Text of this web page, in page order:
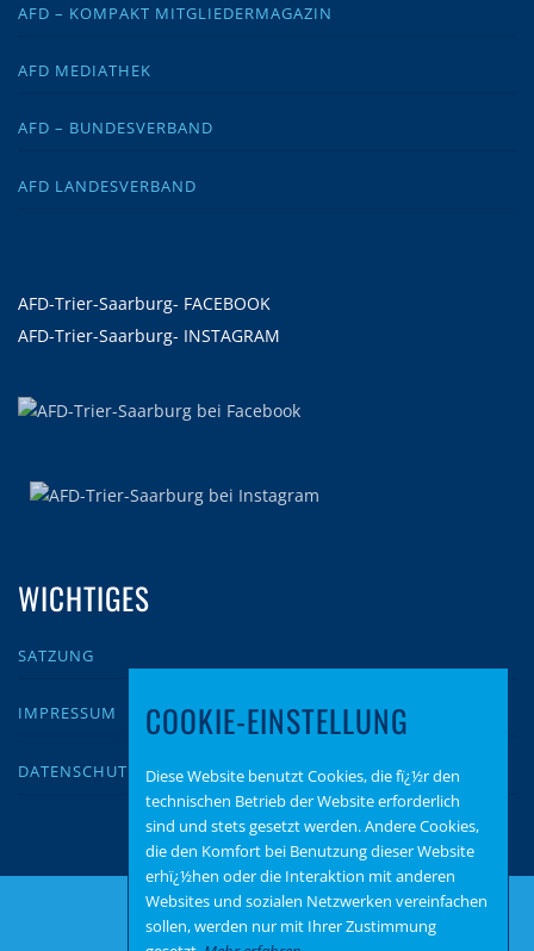
AFD – KOMPAKT MITGLIEDERMAGAZIN
AFD MEDIATHEK
AFD – BUNDESVERBAND
AFD LANDESVERBAND
AFD-Trier-Saarburg- FACEBOOK
AFD-Trier-Saarburg- INSTAGRAM
WICHTIGES
SATZUNG
IMPRESSUM
DATENSCHUTZ
COOKIE-EINSTELLUNG
Diese Website benutzt Cookies, die fï¿½r den
technischen Betrieb der Website erforderlich
sind und stets gesetzt werden. Andere Cookies,
die den Komfort bei Benutzung dieser Website
erhï¿½hen oder die Interaktion mit anderen
Websites und sozialen Netzwerken vereinfachen
sollen, werden nur mit Ihrer Zustimmung